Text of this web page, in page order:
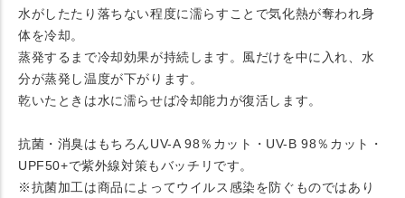
水がしたたり落ちない程度に濡らすことで気化熱が奪われ身
体を冷却。
蒸発するまで冷却効果が持続します。風だけを中に入れ、水
分が蒸発し温度が下がります。
乾いたときは水に濡らせば冷却能力が復活します。
抗菌・消臭はもちろんUV-A 98％カット・UV-B 98％カット・
UPF50+で紫外線対策もバッチリです。
※抗菌加工は商品によってウイルス感染を防ぐものではあり